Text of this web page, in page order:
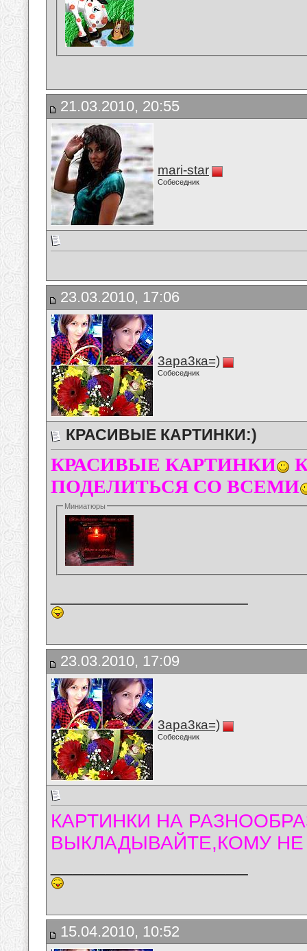
21.03.2010, 20:55
mari-star
Собеседник
23.03.2010, 17:06
3ара3ка=)
Собеседник
КРАСИВЫЕ КАРТИНКИ:)
КРАСИВЫЕ КАРТИНКИ
ПОДЕЛИТЬСЯ СО ВСЕМИ
Миниатюры
23.03.2010, 17:09
3ара3ка=)
Собеседник
КАРТИНКИ НА
ВЫКЛАДЫВАЙТЕ,КОМУ НЕ
15.04.2010, 10:52